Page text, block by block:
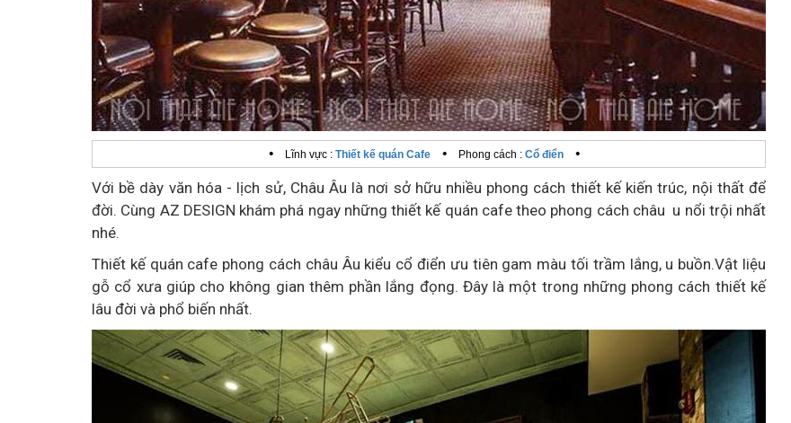
• Lĩnh vực : Thiết kế quán Cafe • Phong cách : Cổ điển •
Với bề dày văn hóa - lịch sử, Châu Âu là nơi sở hữu nhiều phong cách thiết kế kiến trúc, nội thất để
đời. Cùng AZ DESIGN khám phá ngay những thiết kế quán cafe theo phong cách châu u nổi trội nhất
nhé.
Thiết kế quán cafe phong cách châu Âu kiểu cổ điển ưu tiên gam màu tối trầm lắng, u buồn.Vật liệu
gỗ cổ xưa giúp cho không gian thêm phần lắng đọng. Đây là một trong những phong cách thiết kế
lâu đời và phổ biến nhất.